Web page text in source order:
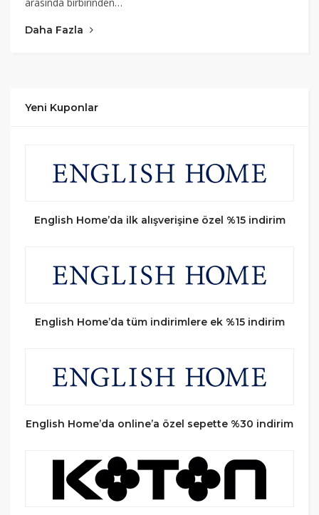
arasında birbirinden…
Daha Fazla
Yeni Kuponlar
English Home’da ilk alışverişine özel %15 indirim
English Home’da tüm indirimlere ek %15 indirim
English Home’da online’a özel sepette %30 indirim